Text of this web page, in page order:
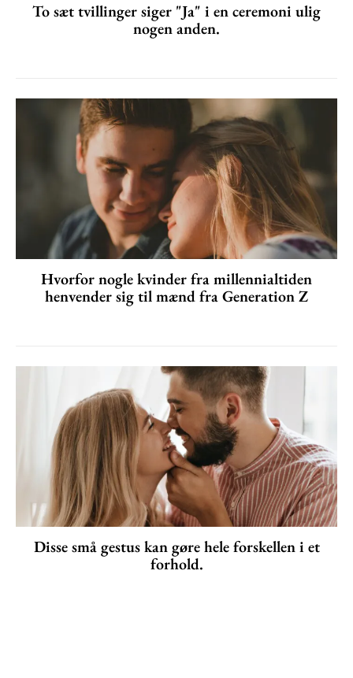
To sæt tvillinger siger "Ja" i en ceremoni ulig
nogen anden.
Hvorfor nogle kvinder fra millennialtiden
henvender sig til mænd fra Generation Z
Disse små gestus kan gøre hele forskellen i et
forhold.